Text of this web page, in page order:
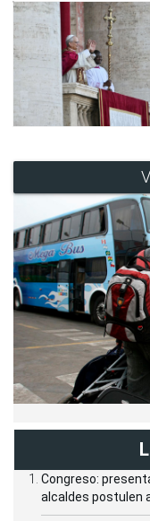
Congreso:
alcaldes postulen